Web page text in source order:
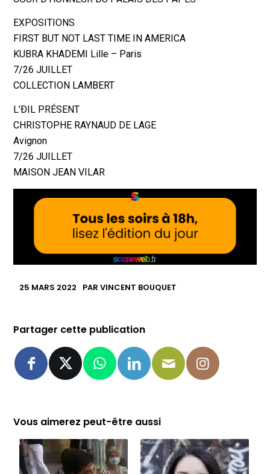
EXPOSITIONS
FIRST BUT NOT LAST TIME IN AMERICA
KUBRA KHADEMI Lille – Paris
7/26 JUILLET
COLLECTION LAMBERT
L’ÐIL PRÉSENT
CHRISTOPHE RAYNAUD DE LAGE
Avignon
7/26 JUILLET
MAISON JEAN VILAR
25 MARS 2022 PARVINCENT BOUQUET
Partager cette publication
Vous aimerez peut-être aussi